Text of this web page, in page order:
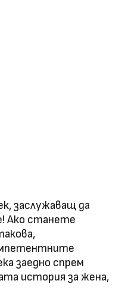
заслужаващ да
Ако станете
заедно спрем
история за жена,